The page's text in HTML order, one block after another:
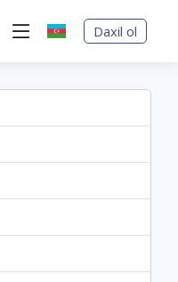
Daxil ol